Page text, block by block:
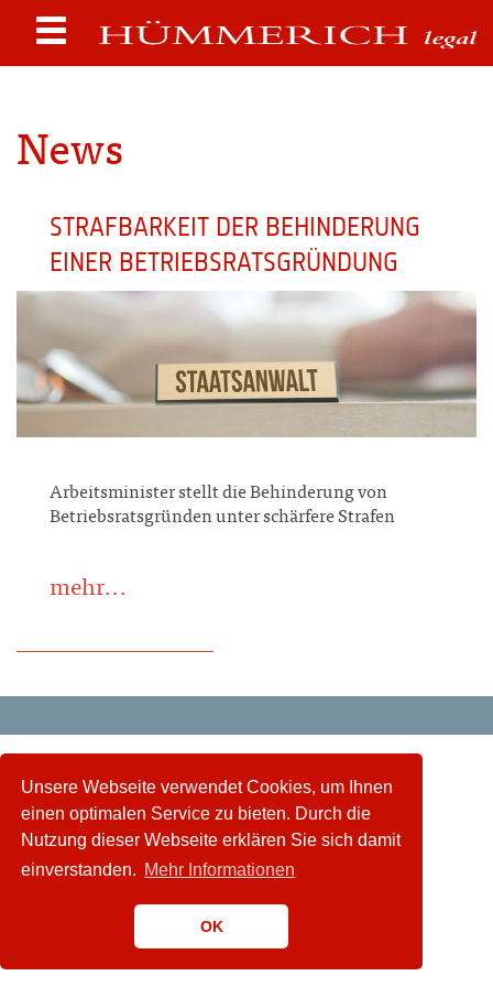
Unsere Webseite verwendet Cookies, um Ihnen
einen optimalen Service zu bieten. Durch die
Nutzung dieser Webseite erklären Sie sich damit
einverstanden. Mehr Informationen
OK
News
STRAFBARKEIT DER BEHINDERUNG
EINER BETRIEBSRATSGRÜNDUNG
Arbeitsminister stellt die Behinderung von
Betriebsratsgründen unter schärfere Strafen
mehr...